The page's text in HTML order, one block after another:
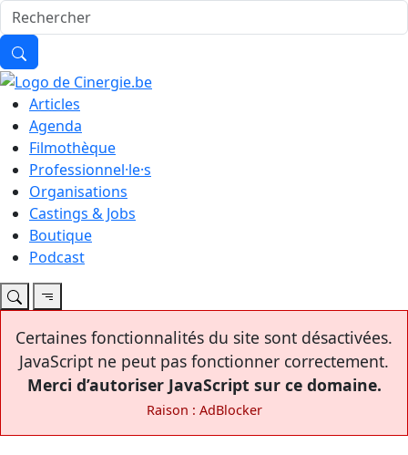
Articles
Agenda
Filmothèque
Professionnel·le·s
Organisations
Castings & Jobs
Boutique
Podcast
Certaines fonctionnalités du site sont désactivées.
JavaScript ne peut pas fonctionner correctement.
Merci d’autoriser JavaScript sur ce domaine.
Raison : AdBlocker